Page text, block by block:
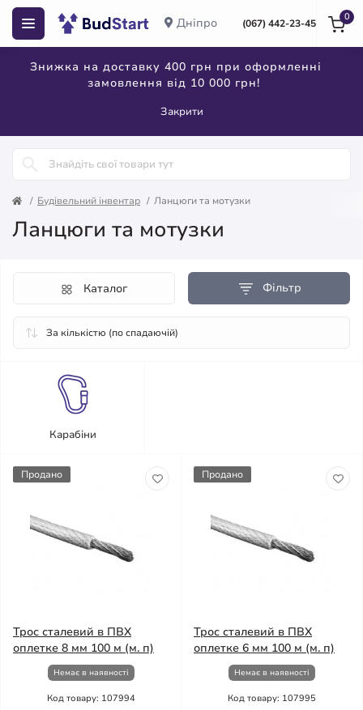
Дніпро (067) 442-23-45
Знижка на доставку 400 грн при оформленні
замовлення від 10 000 грн!
Закрити
0
Будівельний інвентар Ланцюги та мотузки
Ланцюги та мотузки
Фільтр
Каталог
Карабіни
Продано
Трос сталевий в ПВХ
оплетке 8 мм 100 м (м. п)
Немає в наявності
Код товару: 107994
Продано
Трос сталевий в ПВХ
оплетке 6 мм 100 м (м. п)
Немає в наявності
Код товару: 107995